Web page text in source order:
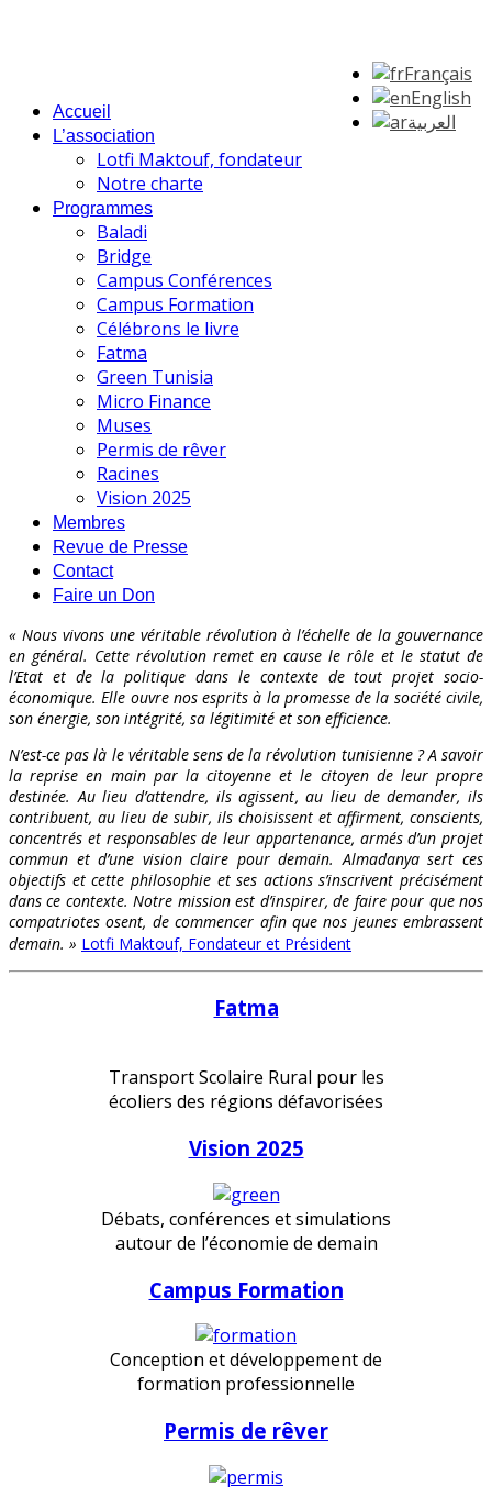
Français
English
العربية
Accueil
L’association
Lotfi Maktouf, fondateur
Notre charte
Programmes
Baladi
Bridge
Campus Conférences
Campus Formation
Célébrons le livre
Fatma
Green Tunisia
Micro Finance
Muses
Permis de rêver
Racines
Vision 2025
Membres
Revue de Presse
Contact
Faire un Don
« Nous vivons une véritable révolution à l’échelle de la gouvernance
en général. Cette révolution remet en cause le rôle et le statut de
l’Etat et de la politique dans le contexte de tout projet socio-
économique. Elle ouvre nos esprits à la promesse de la société civile,
son énergie, son intégrité, sa légitimité et son efficience.
N’est-ce pas là le véritable sens de la révolution tunisienne ? A savoir
la reprise en main par la citoyenne et le citoyen de leur propre
destinée. Au lieu d’attendre, ils agissent, au lieu de demander, ils
contribuent, au lieu de subir, ils choisissent et affirment, conscients,
concentrés et responsables de leur appartenance, armés d’un projet
commun et d’une vision claire pour demain. Almadanya sert ces
objectifs et cette philosophie et ses actions s’inscrivent précisément
dans ce contexte. Notre mission est d’inspirer, de faire pour que nos
compatriotes osent, de commencer afin que nos jeunes embrassent
demain. » Lotfi Maktouf, Fondateur et Président
Fatma
Transport Scolaire Rural pour les
écoliers des régions défavorisées
Vision 2025
Débats, conférences et simulations
autour de l’économie de demain
Campus Formation
Conception et développement de
formation professionnelle
Permis de rêver